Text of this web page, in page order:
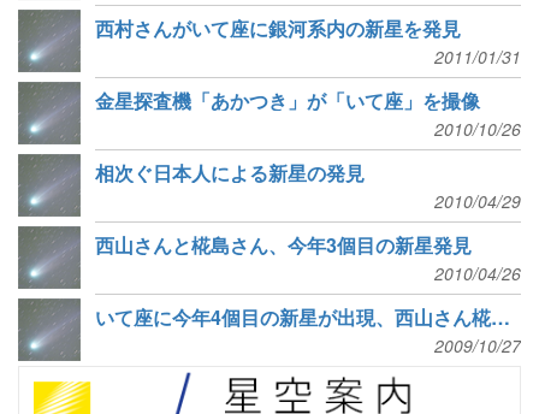
西村さんがいて座に銀河系内の新星を発見
2011/01/31
金星探査機「あかつき」が「いて座」を撮像
2010/10/26
相次ぐ日本人による新星の発見
2010/04/29
西山さんと椛島さん、今年3個目の新星発見
2010/04/26
いて座に今年4個目の新星が出現、西山さん椛島さんが発見
2009/10/27